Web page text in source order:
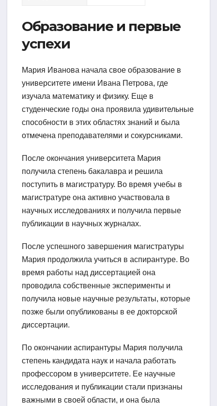
Образование и первые
успехи
Мария Иванова начала свое образование в
университете имени Ивана Петрова, где
изучала математику и физику. Еще в
студенческие годы она проявила удивительные
способности в этих областях знаний и была
отмечена преподавателями и сокурсниками.
После окончания университета Мария
получила степень бакалавра и решила
поступить в магистратуру. Во время учебы в
магистратуре она активно участвовала в
научных исследованиях и получила первые
публикации в научных журналах.
После успешного завершения магистратуры
Мария продолжила учиться в аспирантуре. Во
время работы над диссертацией она
проводила собственные эксперименты и
получила новые научные результаты, которые
позже были опубликованы в ее докторской
диссертации.
По окончании аспирантуры Мария получила
степень кандидата наук и начала работать
профессором в университете. Ее научные
исследования и публикации стали признаны
важными в своей области, и она была